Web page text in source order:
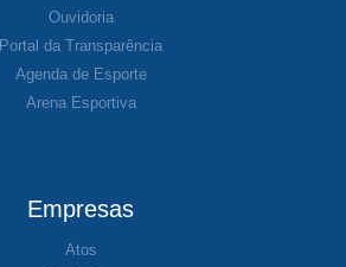
Ouvidoria
Portal da Transparência
Agenda de Esporte
Arena Esportiva
Empresas
Atos